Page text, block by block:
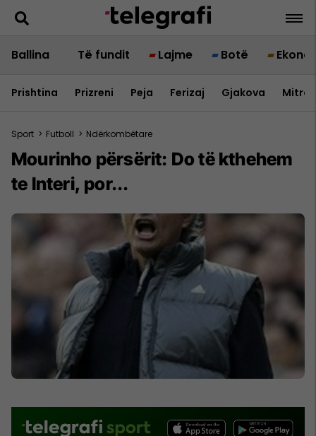
Ballina Të fundit Lajme Botë
Prishtina Prizreni Peja Ferizaj Gjakova
Sport > Futboll > Ndërkombëtare
Mourinho përsërit: Do të kthehem
te Interi, por...